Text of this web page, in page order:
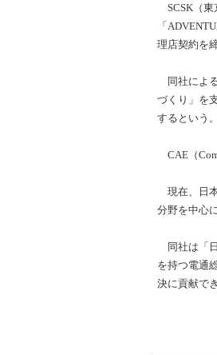
SCSK（東
「
理店契約を
同社によ
づくり」を
するという。
CAE（
現在、日
分野を中心
同社は「
を持つ電通
決に貢献で